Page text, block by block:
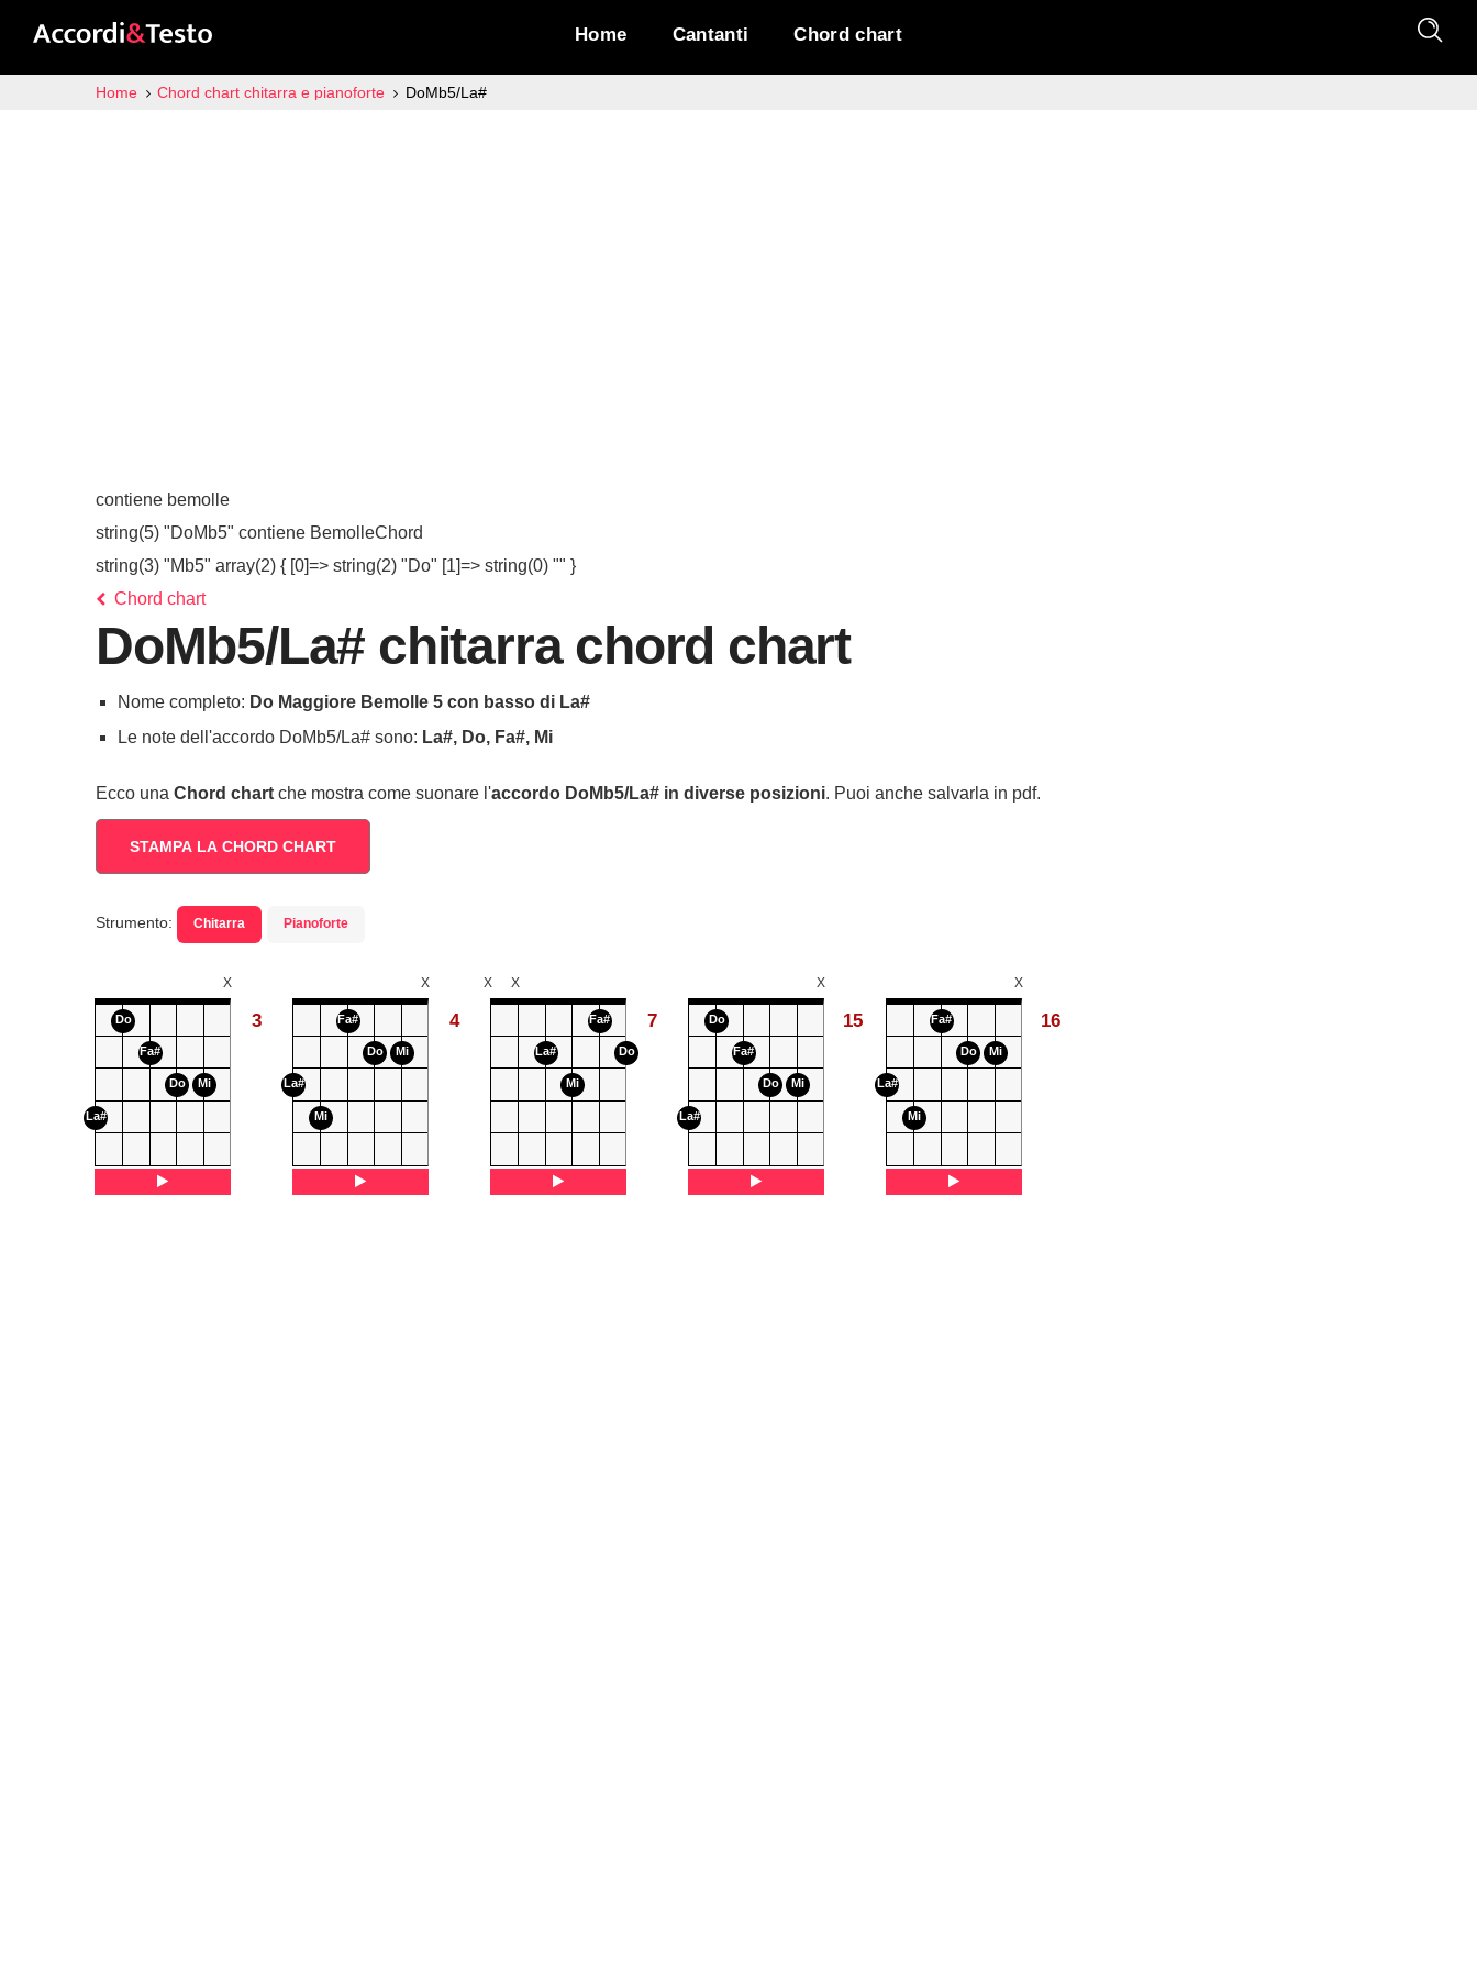
Home Cantanti Chord chart
Home Chord chart chitarra e pianoforte DoMb5/La#
contiene bemolle
string(5) "DoMb5" contiene BemolleChord
string(3) "Mb5" array(2) { [0]=> string(2) "Do" [1]=> string(0) "" }
Chord chart
DoMb5/La# chitarra chord chart
Nome completo: Do Maggiore Bemolle 5 con basso di La#
Le note dell'accordo DoMb5/La# sono: La#, Do, Fa#, Mi
Ecco una Chord chart che mostra come suonare l'accordo DoMb5/La# in diverse posizioni. Puoi anche salvarla in pdf.
STAMPA LA CHORD CHART
Strumento: Chitarra Pianoforte
La#
Do
Fa#
Do Mi
X
3
La#
Mi
Fa#
Do Mi
X
4
La#
Mi
Fa#
Do
X X
7
La#
Do
Fa#
Do Mi
X
15
La#
Mi
Fa#
Do Mi
X
16